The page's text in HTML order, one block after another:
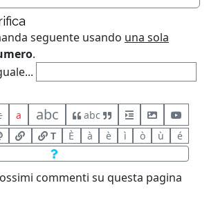
seguente usando una sola
.
a abc
abc
T
È à è ì ò ù é
commenti su questa pagina